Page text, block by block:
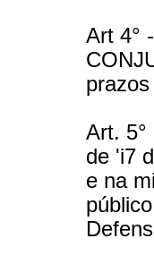
Art 4°
Art.
de 'i7
e na